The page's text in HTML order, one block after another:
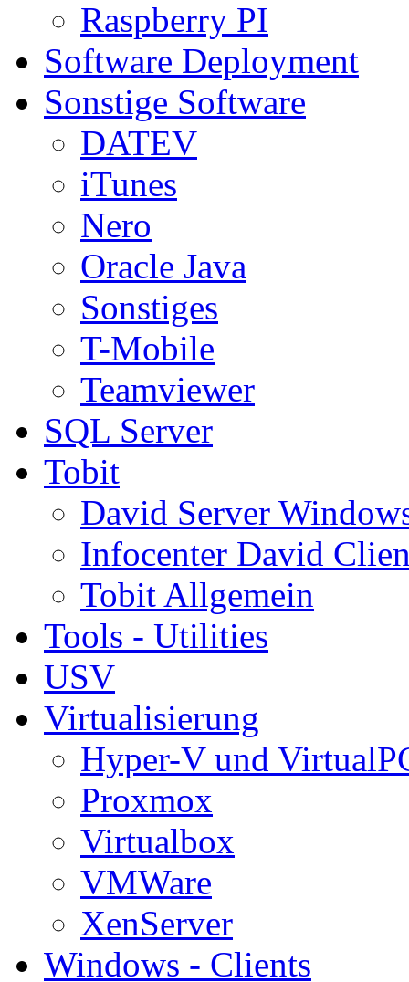
Raspberry PI
Software Deployment
Sonstige Software
DATEV
iTunes
Nero
Oracle Java
Sonstiges
T-Mobile
Teamviewer
SQL Server
Tobit
David Server
Infocenter David
Tobit Allgemein
Tools - Utilities
USV
Virtualisierung
Hyper-V und
Proxmox
Virtualbox
VMWare
XenServer
Windows - Clients